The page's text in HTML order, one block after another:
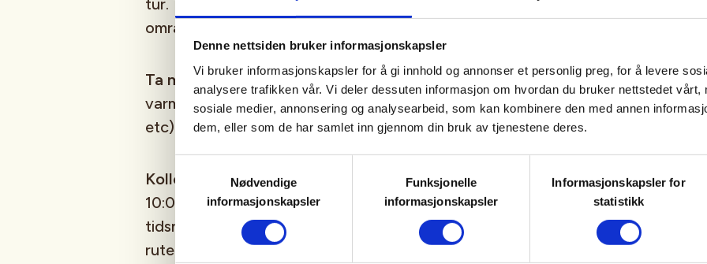
Denne nettsiden bruker informasjonskapsler
Vi bruker informasjonskapsler for å gi innhold og annonser et personlig preg, for å levere
analysere trafikken vår. Vi deler dessuten informasjon om hvordan du bruker nettstedet vårt,
sosiale medier, annonsering og analysearbeid, som kan kombinere den med annen
dem, eller som de har samlet inn gjennom din bruk av tjenestene deres.
Nødvendige
informasjonskapsler
Funksjonelle
informasjonskapsler
Informasjonskapsler for
statistikk
tur. Ta med brodder i sesong, isen ligger lenger i dette
området enn andre steder på samme høyde.
Ta med: Gode sko og klær. Husk at du skal kunne holde deg
varm ved pauser eller om det skulle skje noe (skade, ulykke
etc) som gjør at det tar lenger tid å komme seg tilbake.
Kollektivtransport:Busslinje 71 går fra Nesttun sentrum kl.
10:07, og er fremme på busstoppet "Bjøllebotn" kl. 10:16,
tidsnok til turstart kl 10.30. Se alltid
skyss.nofor oppdaterte
rutetider. Parkeringsplass ved turstart for de som kjører.